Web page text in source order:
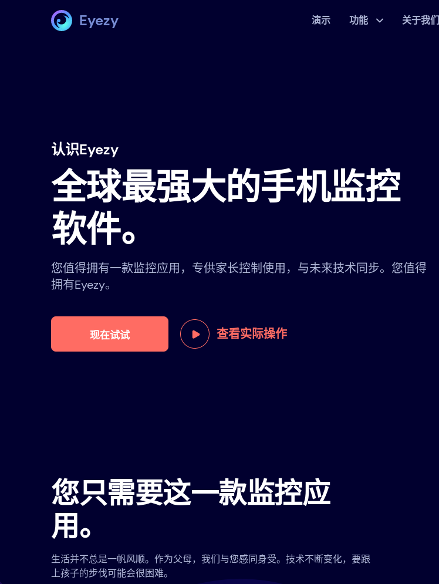
Eyezy 演示 功能 关于我们
认识Eyezy
全球最强大的手机监控
软件。
您值得拥有一款监控应用，专供家长控制使用，与未来技术同步。您值得
拥有Eyezy。
现在试试 查看实际操作
您只需要这一款监控应
用。
生活并不总是一帆风顺。作为父母，我们与您感同身受。技术不断变化，要跟
上孩子的步伐可能会很困难。